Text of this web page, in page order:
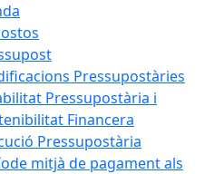
Pressupostàries
Pressupostària i
Financera
Pressupostària
mitjà de pagament als